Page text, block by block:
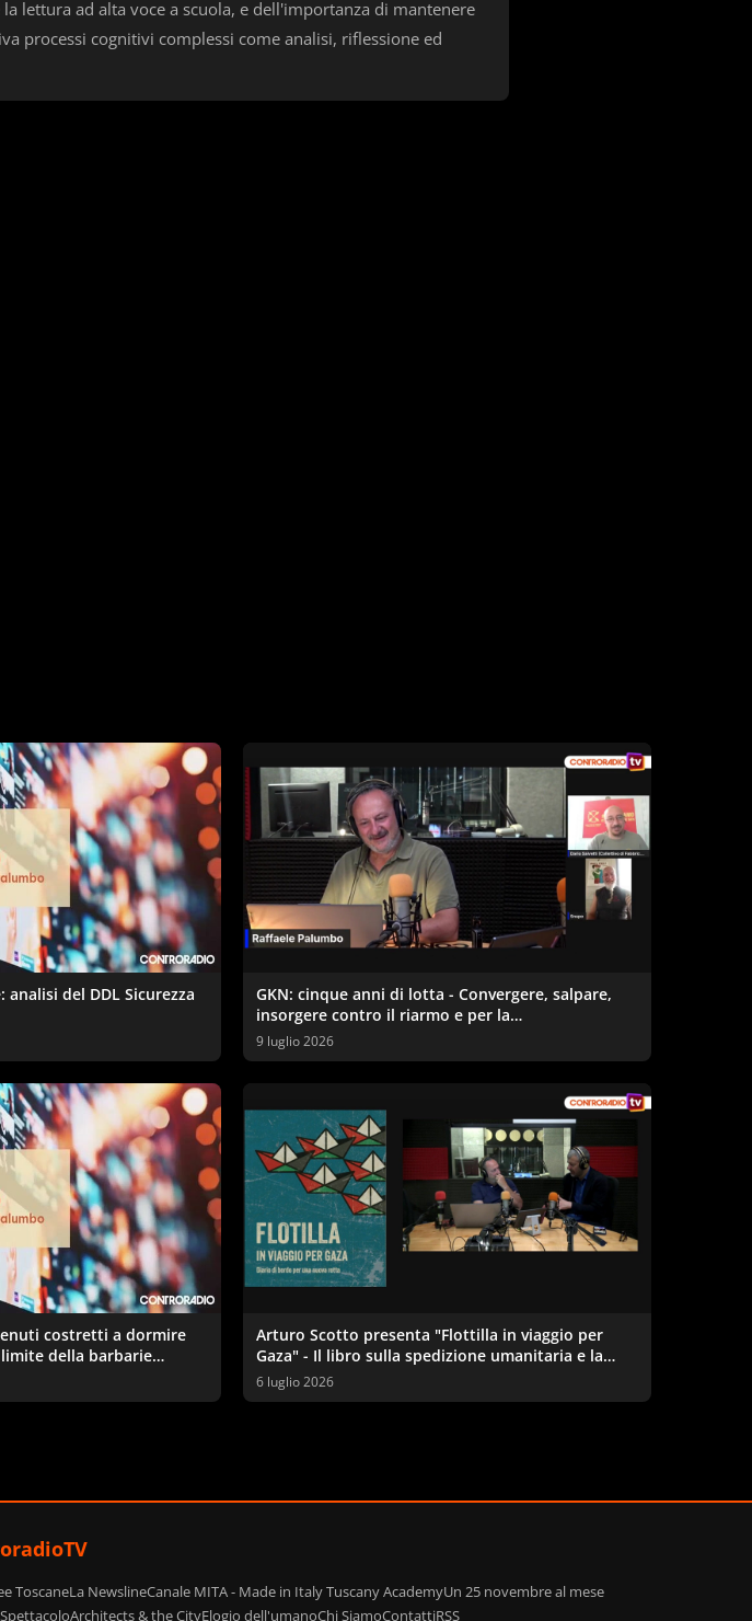
lettura ad alta voce a scuola, e dell'importanza di mantenere
processi cognitivi complessi come analisi, riflessione ed
analisi del DDL Sicurezza
GKN: cinque anni di lotta - Convergere, salpare,
insorgere contro il riarmo e per la
reindustrializzazione ecologica
9 luglio 2026
costretti a dormire
della barbarie
Arturo Scotto presenta "Flottilla in viaggio per
Gaza" - Il libro sulla spedizione umanitaria e la
questione palestinese
6 luglio 2026
ToscaneLa NewslineCanale MITA - Made in Italy Tuscany AcademyUn 25 novembre al mese
Architects & the CityElogio dell'umanoChi SiamoContattiRSS